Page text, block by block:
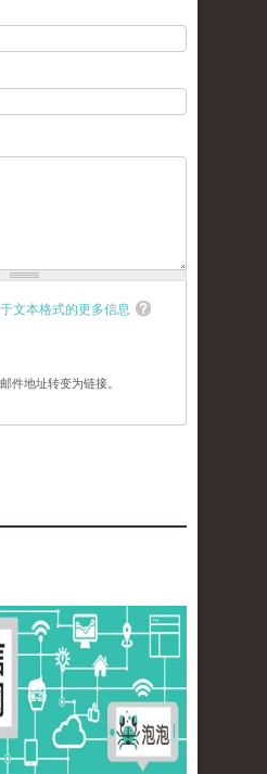
文本格式的更多信息
件地址转变为链接。